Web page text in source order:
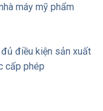
máy mỹ phẩm
điều kiện sản xuất
cấp phép